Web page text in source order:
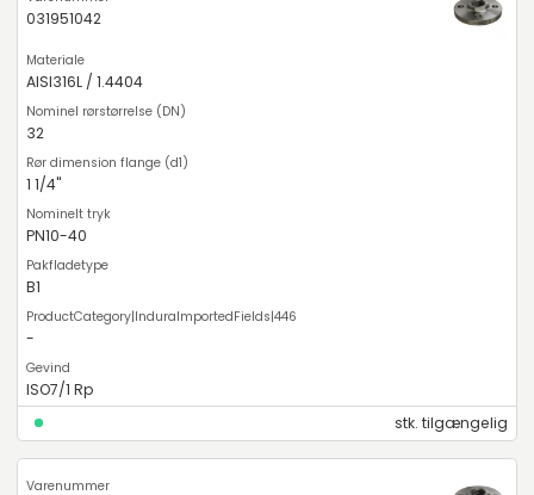
031951042
AISI316L / 1.4404
32
1 1/4"
PN10-40
B1
-
ISO7/1 Rp
stk. tilgængelig